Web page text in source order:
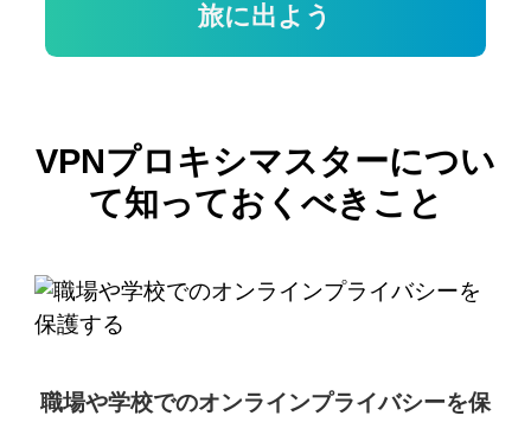
旅に出よう
VPNプロキシマスターについ
て知っておくべきこと
職場や学校でのオンラインプライバシーを保